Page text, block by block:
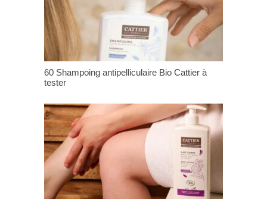
60 Shampoing antipelliculaire Bio Cattier à
tester